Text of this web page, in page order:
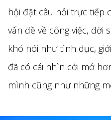
hội đặt câu hỏi trực tiếp
vấn đề về công việc, đời
khó nói như tình dục,
đã có cái nhìn cởi mở
mình cũng như những